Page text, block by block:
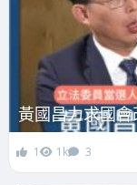
黃國昌力求國
1 1k 3